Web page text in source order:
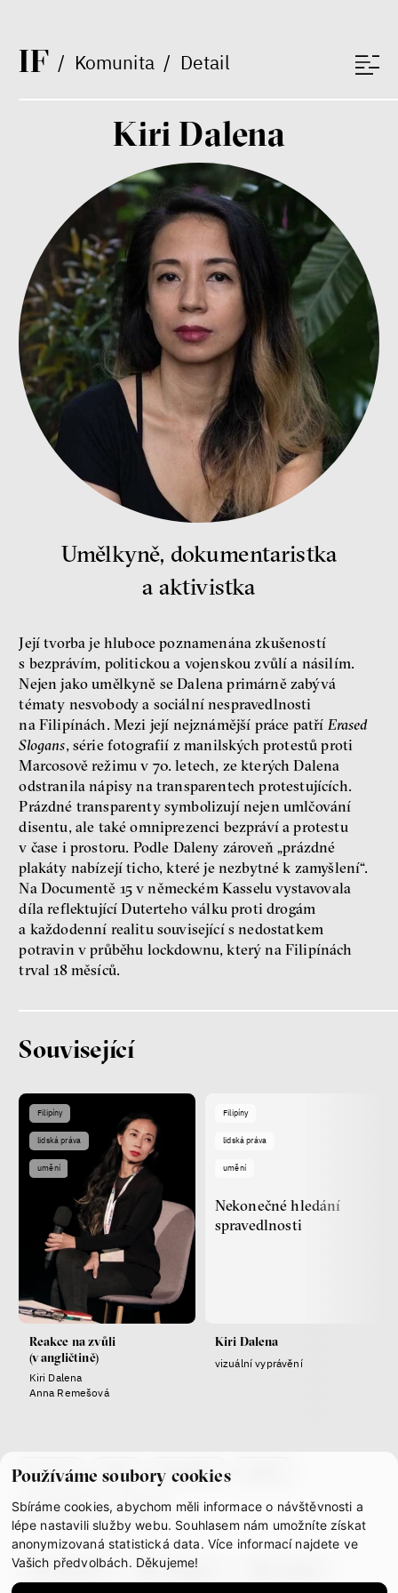
Používáme soubory cookies
Sbíráme cookies, abychom měli informace o návštěvnosti a
lépe nastavili služby webu. Souhlasem nám umožníte získat
anonymizovaná statistická data. Více informací najdete ve
Vašich předvolbách. Děkujeme!
IF/ Komunita/ Detail
peníze
Demokracie v limitech.
Jeffrey Winters o tom, jak
majetek oligarchů určuje
pravidla
Jeffrey A. Winters
Petr Bittner
peníze demokracie
Nová pravidla
Jakub Rákosník
Ondřej Slačálek
Lucie Trlifajová
Kateřina Smejkalová
nerovnost
Patricia Churchland
Filozofka
Bittner
rozhovor
Miroslavem Palanským,
Lucií Trlifajovou
Kateřina Smejkalová
Jsem radikál – Kdo je víc?
Kiri Dalena
Umělkyně, dokumentaristka
a aktivistka
Její tvorba je hluboce poznamenána zkušeností
s bezprávím, politickou a vojenskou zvůlí a násilím.
Nejen jako umělkyně se Dalena primárně zabývá
tématy nesvobody a sociální nespravedlnosti
na Filipínách. Mezi její nejznámější práce patří Erased
Slogans, série fotografií z manilských protestů proti
Marcosově režimu v 70. letech, ze kterých Dalena
odstranila nápisy na transparentech protestujících.
Prázdné transparenty symbolizují nejen umlčování
disentu, ale také omniprezenci bezpráví a protestu
v čase i prostoru. Podle Daleny zároveň „prázdné
plakáty nabízejí ticho, které je nezbytné k zamyšlení“.
Na Documentě 15 v německém Kasselu vystavovala
díla reflektující Duterteho válku proti drogám
a každodenní realitu související s nedostatkem
potravin v průběhu lockdownu, který na Filipínách
trval 18 měsíců.
Související
Filipíny
lidská práva
umění
Reakce na zvůli
(v angličtině)
Kiri Dalena
Anna Remešová
Filipíny
lidská práva
umění
Nekonečné hledání
spravedlnosti
Kiri Dalena
vizuální vyprávění
co je if tým kontakty
partnerství gdpr
facebook instagram